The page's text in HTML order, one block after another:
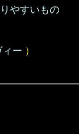
やすいもの
ィー ）